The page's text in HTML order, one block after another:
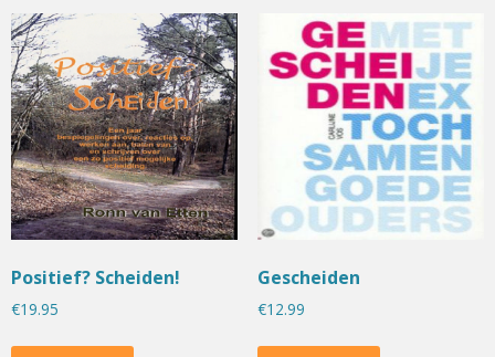
Positief? Scheiden!
€19.95
Gescheiden
€12.99